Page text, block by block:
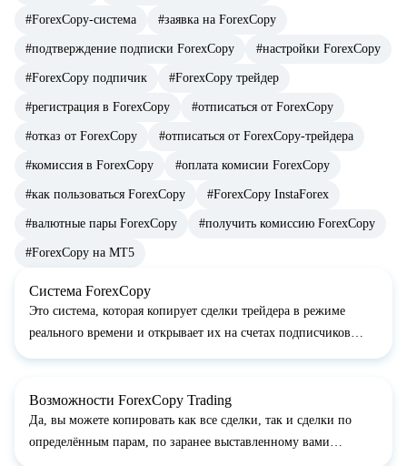
#ForexCopy-система #заявка на ForexCopy
#подтверждение подписки ForexCopy #настройки ForexCopy
#ForexCopy подпичик #ForexCopy трейдер
#регистрация в ForexCopy #отписаться от ForexCopy
#отказ от ForexCopy #отписаться от ForexCopy-трейдера
#комиссия в ForexCopy #оплата комисии ForexCopy
#как пользоваться ForexCopy #ForexCopy InstaForex
#валютные пары ForexCopy #получить комиссию ForexCopy
#ForexCopy на МТ5
Система ForexCopy
Это система, которая копирует сделки трейдера в режиме
реального времени и открывает их на счетах подписчиков
Возможности ForexCopy Trading
Да, вы можете копировать как все сделки, так и сделки по
определённым парам, по заранее выставленному вами